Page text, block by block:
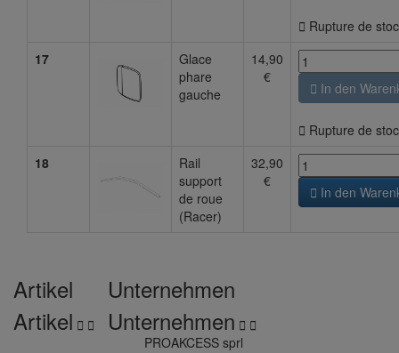
 Rupture de
17
Glace
phare
gauche
14,90
€
 In den
 Rupture de
18
Rail
support
de roue
(Racer)
32,90
€
 In den
Artikel
Artikel  
Unternehmen
Unternehmen  
PROAKCESS sprl